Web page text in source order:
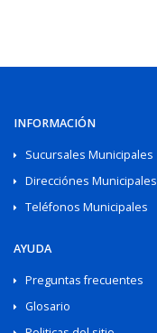
INFORMACIÓN
Sucursales Municipales
Direcciónes Municipales
Teléfonos Municipales
AYUDA
Preguntas frecuentes
Glosario